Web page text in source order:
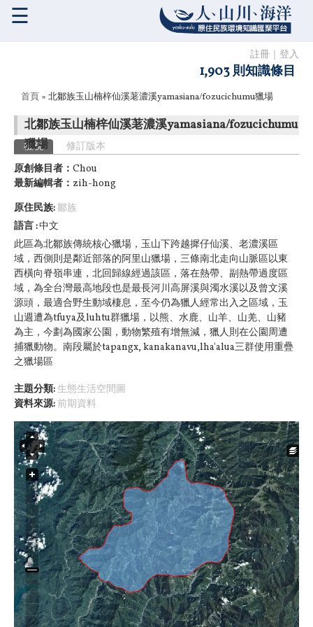
註冊 登入
1,903 則知識條目
☰
您在這裡
首頁 » 北鄒族玉山楠梓仙溪荖濃溪yamasiana/fozucichumu獵場
北鄒族玉山楠梓仙溪荖濃溪yamasiana/fozucichumu
獵場
主要索引標籤
檢視(作用中頁籤)
修訂版本
原創條目者： Chou
最新編輯者： zih-hong
原住民族:鄒族
語言 中文
此區為北鄒族傳統核心獵場，玉山下跨越摨仔仙溪、老濃溪區
域，西側則是鄰近部落的阿里山獵場，三條南北走向山脈區以東
西橫向脊嶺串連，北回歸線經過該區，落在熱帶、副熱帶過度區
域，為全台灣最高地段也是最長河川高屏溪與濁水溪以及曾文溪
源頭，最適合野生動域棲息，至今仍為獵人經常出入之區域，玉
山週遭為tfuya及luhtu群獵場，以熊、水鹿、山羊、山羌、山豬
為主，今劃為國家公園，動物繁殖有增無減，獵人則在公園周遭
捕獵動物。南段屬於tapangx, kanakanavu,lha'alua三群使用重疊
之獵場區
主題分類:生態生活空間圖
資料來源:前期資料